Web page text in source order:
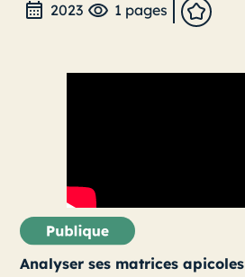
2023
1 pages
Analyser ses matrices apicoles